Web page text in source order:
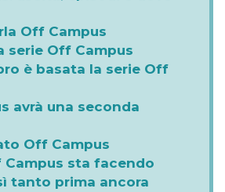
Off Campus
serie Off Campus
è basata la serie Off
avrà una seconda
Off Campus
Campus sta facendo
tanto prima ancora